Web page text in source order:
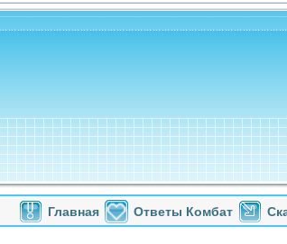
Главная Ответы Комбат